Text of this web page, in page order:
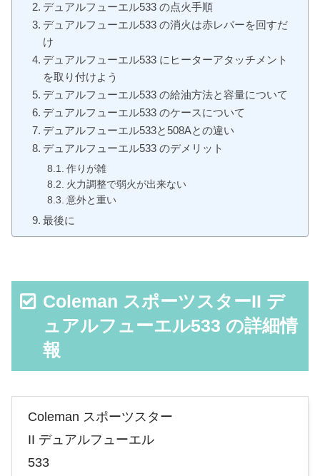
デュアルフューエル533 の点火手順
デュアルフューエル533 の消火は赤レバーを回すだ
け
デュアルフューエル533 にヒーターアタッチメント
を取り付けよう
デュアルフューエル533 の給油方法と容量について
デュアルフューエル533 のケースについて
デュアルフューエル533と508Aとの違い
デュアルフューエル533 のデメリット
作りが雑
火力調整で弱火が出来ない
意外と重い
最後に
Coleman スポーツスターII デ
ュアルフューエル533 の詳細情
報
Coleman スポーツスター
II デュアルフューエル
533